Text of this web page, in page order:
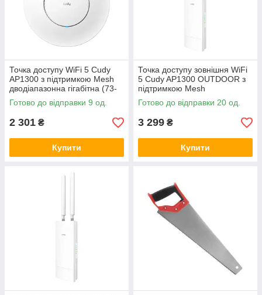
Точка доступу WiFi 5 Cudy
AP1300 з підтримкою Mesh
дводіапазонна гігабітна (73-
00520)
Готово до відправки 9 од.
2 301 ₴
Купити
Точка доступу зовнішня WiFi
5 Cudy AP1300 OUTDOOR з
підтримкою Mesh
дводіапазонна гігабітна (73-
00526)
Готово до відправки 20 од.
3 299 ₴
Купити